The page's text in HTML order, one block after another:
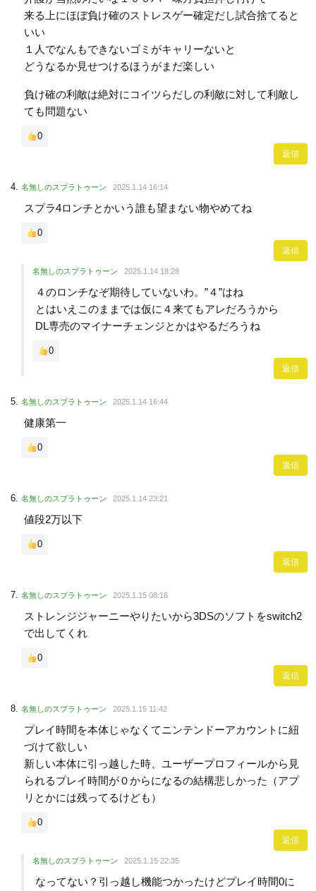
来る上にほぼ負け確のストレスゲー確定だし試合捨てると
いい
１人でなんもできないゴミがキャリーないと
どうなるか見せつけるほうがまだ楽しい
負け確の利敵は絶対にコイツらだしの利敵に対して利敵し
ても問題ない
0
返信
名無しのスプラトゥーン 2025.1.14 16:14
スプラ4ロンチとかいう誰も望まない物やめてね
0
返信
名無しのスプラトゥーン 2025.1.14 18:28
４のロンチなぞ期待していないわ。”４”はね
とはいえこのままでは仮に４来てもアレだろうから
DL専売のマイナーチェンジとかはやるだろうね
0
返信
名無しのスプラトゥーン 2025.1.14 16:44
健康第一
0
返信
名無しのスプラトゥーン 2025.1.14 23:21
値段2万以下
0
返信
名無しのスプラトゥーン 2025.1.15 08:16
ストレンジジャーニーやりたいから3DSのソフトをswitch2
で出してくれ
0
返信
名無しのスプラトゥーン 2025.1.15 11:42
プレイ時間を本体じゃなくてニンテンドーアカウントに紐
づけて欲しい
新しい本体に引っ越した時、ユーザープロフィールから見
られるプレイ時間が０からになるの結構悲しかった（アプ
リとかには残ってるけども）
0
返信
名無しのスプラトゥーン 2025.1.15 22:35
なってない？引っ越し機能つかったけどプレイ時間0に